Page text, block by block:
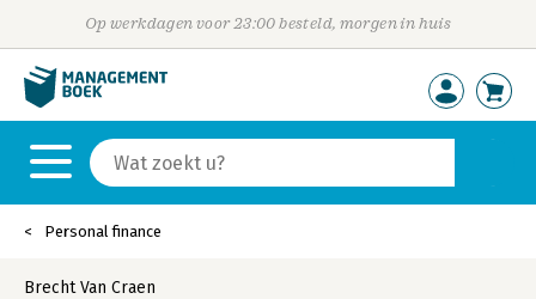
Op werkdagen voor 23:00 besteld, morgen in huis
Personal finance
Brecht Van Craen